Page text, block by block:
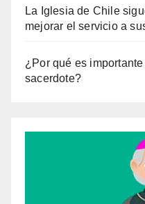
La Iglesia de Chile
mejorar el servicio a
¿Por qué es
sacerdote?